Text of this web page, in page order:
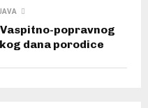
popravnog
dana porodice